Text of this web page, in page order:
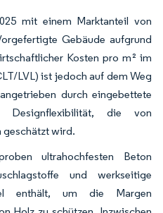
mit einem Marktanteil von
Gebäude aufgrund
Kosten pro m² im
LVL) ist jedoch auf dem Weg
durch eingebettete
Designflexibilität, die von
geschätzt wird.
ultrahochfesten Beton
und werkseitige
enthält, um die Margen